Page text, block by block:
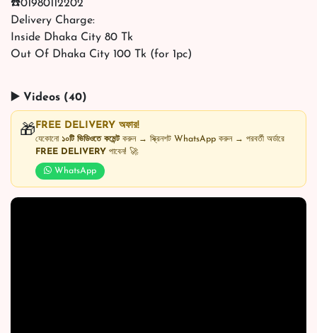
☎️01980112202
Delivery Charge:
Inside Dhaka City 80 Tk
Out Of Dhaka City 100 Tk (for 1pc)
▶️ Videos (40)
🎁 FREE DELIVERY অফার!
যেকোনো ১০টি ভিডিওতে কমেন্টকরুন → স্ক্রিনশট WhatsApp করুন → পরবর্তী অর্ডারে
FREE DELIVERY পাবেন! 🚀
WhatsApp